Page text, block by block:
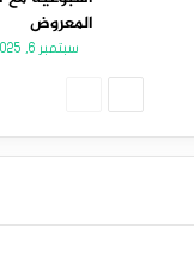
المعروض
سبتمبر 6, 2025